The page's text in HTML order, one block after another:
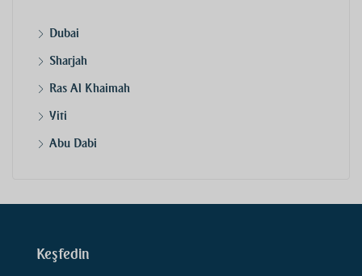
Dubai
Sharjah
Ras Al Khaimah
Yiti
Abu Dabi
Keşfedin